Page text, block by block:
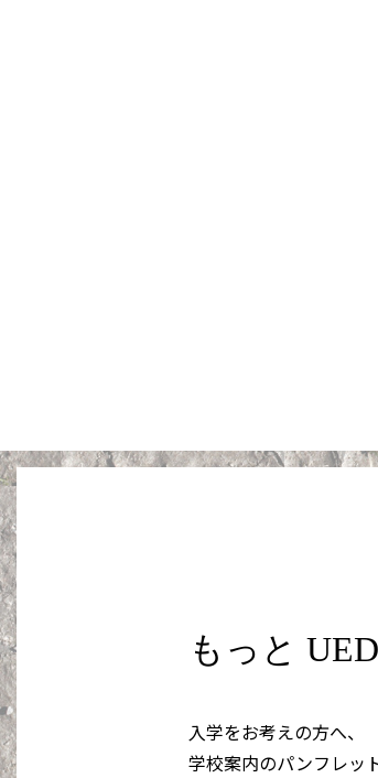
もっと
入学をお考えの方へ、
学校案内のパンフレッ